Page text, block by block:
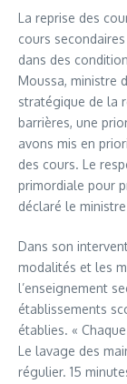
La reprise des
cours
dans des
Moussa, ministre
stratégique de la
barrières, une
avons mis en
des cours. Le
primordiale pour
déclaré le
Dans son
modalités et les
l’enseignement
établissements
établies. «
Le lavage des
régulier. 15